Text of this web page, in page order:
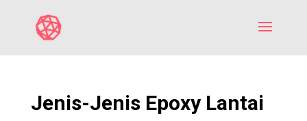
Jenis-Jenis Epoxy Lantai